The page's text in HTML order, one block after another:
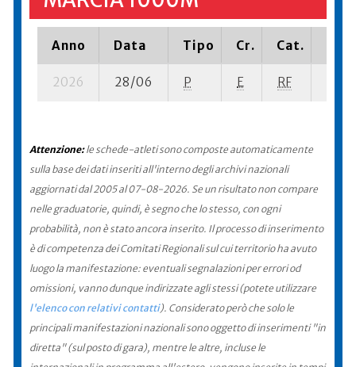
Anno Data Tipo Cr. Cat.
2026 28/06 P E RF
Attenzione:le schede-atleti sono composte automaticamente
sulla base dei dati inseriti all'interno degli archivi nazionali
aggiornati dal 2005 al 07-08-2026. Se un risultato non compare
nelle graduatorie, quindi, è segno che lo stesso, con ogni
probabilità, non è stato ancora inserito. Il processo di inserimento
è di competenza dei Comitati Regionali sul cui territorio ha avuto
luogo la manifestazione: eventuali segnalazioni per errori od
omissioni, vanno dunque indirizzate agli stessi (potete utilizzare
l'elenco con relativi contatti). Considerato però che solo le
principali manifestazioni nazionali sono oggetto di inserimenti "in
diretta" (sul posto di gara), mentre le altre, incluse le